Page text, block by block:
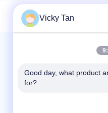
Vicky Tan
Good day, what product
for?